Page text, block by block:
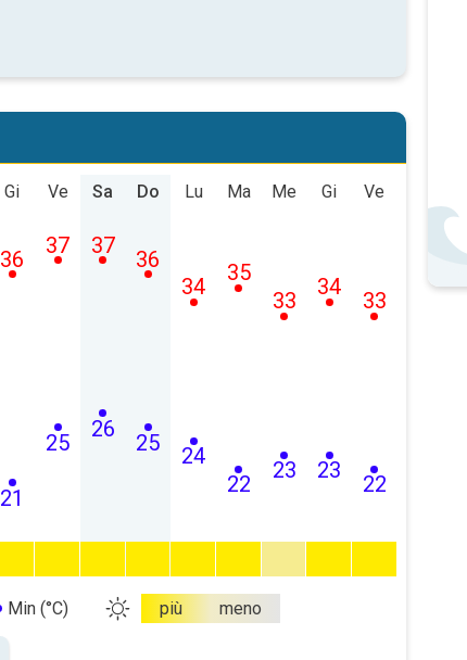
Gi
21
36
Ve
25
37
Sa
26
37
Do
25
36
Lu
24
34
Ma
22
35
Me
23
33
Gi
23
34
Ve
22
33
Min (°C) più meno